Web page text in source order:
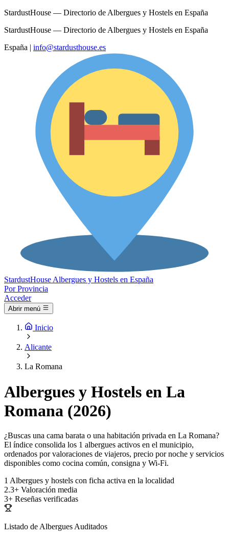
StardustHouse — Directorio de Albergues y Hostels en España
StardustHouse — Directorio de Albergues y Hostels en España
España | info@stardusthouse.es
StardustHouse Albergues y Hostels en España
Por Provincia
Acceder
Abrir menú
Inicio
Alicante
La Romana
Albergues y Hostels en La
Romana (2026)
¿Buscas una cama barata o una habitación privada en La Romana?
El índice consolida los 1 albergues activos en el municipio,
ordenados por valoraciones de viajeros, precio por noche y servicios
disponibles como cocina común, consigna y Wi-Fi.
1 Albergues y hostels con ficha activa en la localidad
2.3+ Valoración media
3+ Reseñas verificadas
Listado de Albergues Auditados